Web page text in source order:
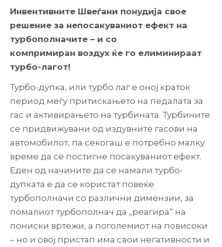
Инвентивните Швеѓани понудија свое
решение за непосакуваниот ефект на
турбополначите – и со
компримиран воздух ќе го елиминираат
турбо-лагот!
Турбо-дупка, или турбо лаг е оној краток
период меѓу притискањето на педалата за
гас и активирањето на турбината. Турбините
се придвижувани од издувните гасови на
автомобилот, па секогаш е потребно малку
време да се постигне посакуваниот ефект.
Еден од начините да се намали турбо-
дупката е да се користат повеќе
турбополначи со различни димензии, за
помалиот турбополнач да „реагира“ на
пониски вртежи, а поголемиот на повисоки
– но и овој пристап има свои негативности и